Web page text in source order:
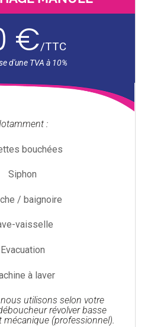
€/TTC
:
bouchées
Siphon
/ baignoire
vaisselle
Evacuation
à laver
utilisons selon votre
révolver basse
mécanique (professionnel).